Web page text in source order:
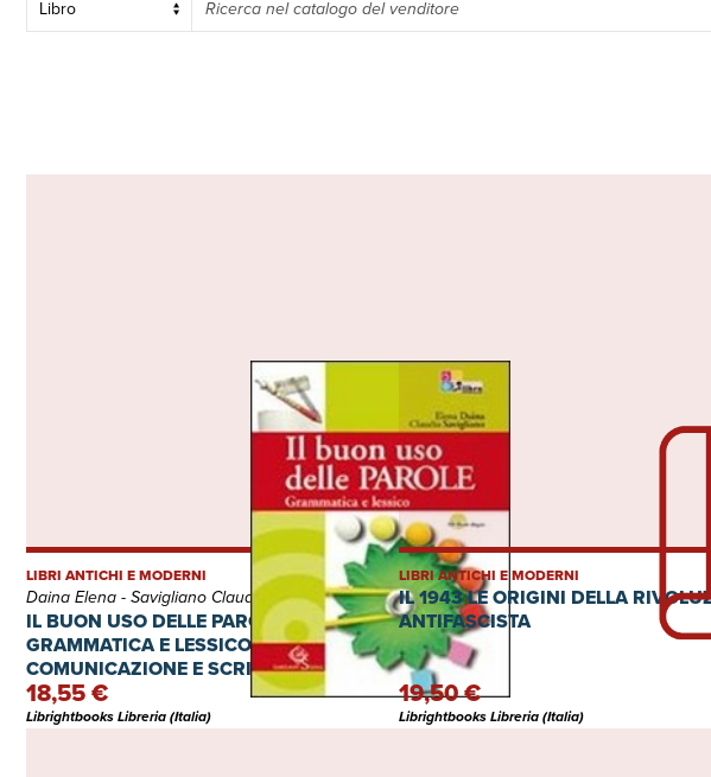
IL BUON USO DELLE PAROLE
GRAMMATICA E LESSICO + CD-ROM +
COMUNICAZIONE E SCRITTURA + PROVE
INVALSI
LIBRI ANTICHI E MODERNI
Daina Elena - Savigliano Claudia
18,55 €
Librightbooks Libreria (Italia)
IL 1943 LE ORIGINI DELLA
ANTIFASCISTA
LIBRI ANTICHI E MODERNI
19,50 €
Librightbooks Libreria (Italia)